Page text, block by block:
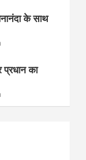
के साथ
का